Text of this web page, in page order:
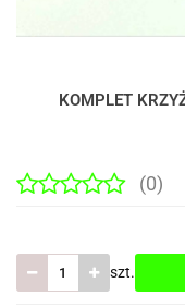
KOMPLET
(0)
szt.